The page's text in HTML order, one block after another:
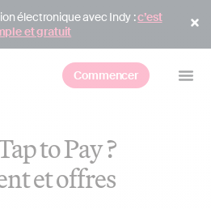
électronique avec Indy :c’est
et gratuit
Commencer
to Pay ?
et offres